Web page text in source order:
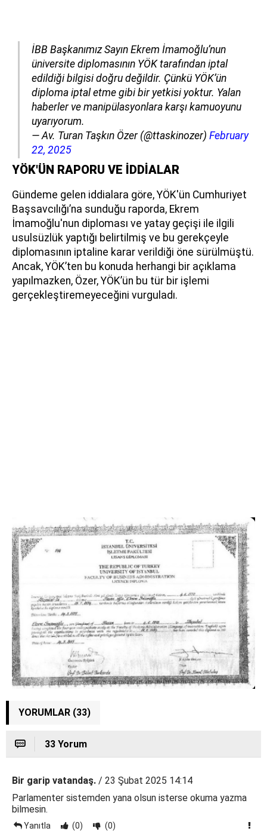
İBB Başkanımız Sayın Ekrem İmamoğlu’nun
üniversite diplomasının YÖK tarafından iptal
edildiği bilgisi doğru değildir. Çünkü YÖK’ün
diploma iptal etme gibi bir yetkisi yoktur. Yalan
haberler ve manipülasyonlara karşı kamuoyunu
uyarıyorum.
— Av. Turan Taşkın Özer (@ttaskinozer) February
22, 2025
YÖK'ÜN RAPORU VE İDDİALAR
Gündeme gelen iddialara göre, YÖK'ün Cumhuriyet
Başsavcılığı’na sunduğu raporda, Ekrem
İmamoğlu'nun diploması ve yatay geçişi ile ilgili
usulsüzlük yaptığı belirtilmiş ve bu gerekçeyle
diplomasının iptaline karar verildiği öne sürülmüştü.
Ancak, YÖK’ten bu konuda herhangi bir açıklama
yapılmazken, Özer, YÖK’ün bu tür bir işlemi
gerçekleştiremeyeceğini vurguladı.
YORUMLAR (33)
33 Yorum
Bir garip vatandaş. / 23 Şubat 2025 14:14
Parlamenter sistemden yana olsun isterse okuma yazma
bilmesin.
Yanıtla (0) (0)